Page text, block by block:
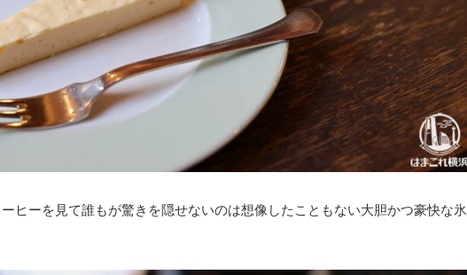
ヒーを見て誰もが驚きを隠せないのは想像したこともない大胆かつ豪快な氷